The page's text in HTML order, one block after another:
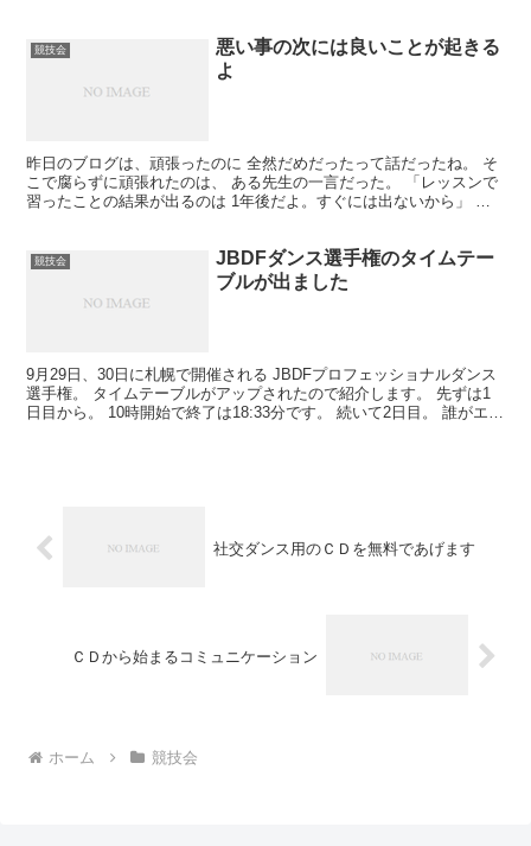
競技会
悪い事の次には良いことが起きる
よ
昨日のブログは、頑張ったのに 全然だめだったって話だったね。 そ
こで腐らずに頑張れたのは、 ある先生の一言だった。 「レッスンで
習ったことの結果が出るのは 1年後だよ。すぐには出ないから」 こ
競技会
JBDFダンス選手権のタイムテー
ブルが出ました
9月29日、30日に札幌で開催される JBDFプロフェッショナルダンス
選手権。 タイムテーブルがアップされたので紹介します。 先ずは1
日目から。 10時開始で終了は18:33分です。 続いて2日目。 誰がエン
社交ダンス用のＣＤを無料であげます
ＣＤから始まるコミュニケーション
ホーム 競技会